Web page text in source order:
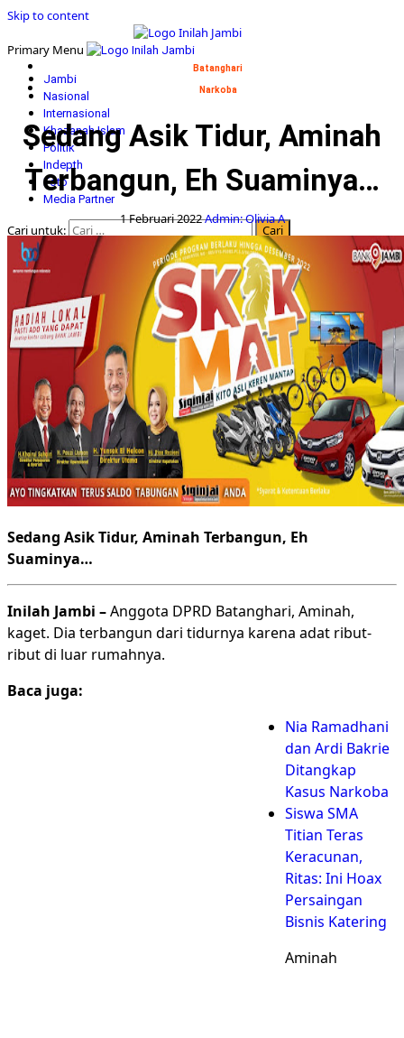
Skip to content
Primary Menu
Jambi
Nasional
Internasional
Khazanah Islam
Politik
Indepth
Foto
Media Partner
Cari untuk:
Batanghari
Narkoba
Sedang Asik Tidur, Aminah
Terbangun, Eh Suaminya…
1 Februari 2022Admin: Olivia A
Sedang Asik Tidur, Aminah Terbangun, Eh
Suaminya…
Inilah Jambi –Anggota DPRD Batanghari, Aminah,
kaget. Dia terbangun dari tidurnya karena adat ribut-
ribut di luar rumahnya.
Baca juga:
Nia Ramadhani
dan Ardi Bakrie
Ditangkap
Kasus Narkoba
Siswa SMA
Titian Teras
Keracunan,
Ritas: Ini Hoax
Persaingan
Bisnis Katering
Aminah